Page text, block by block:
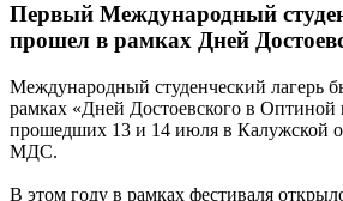
Первый Международный
прошел в рамках Дней
Международный студенческий лагерь
рамках «Дней Достоевского в Оптиной
прошедших 13 и 14 июля в Калужской
МДС.
В этом году в рамках фестиваля